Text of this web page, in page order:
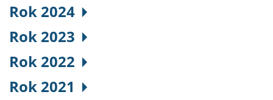
Rok 2024
Rok 2023
Rok 2022
Rok 2021